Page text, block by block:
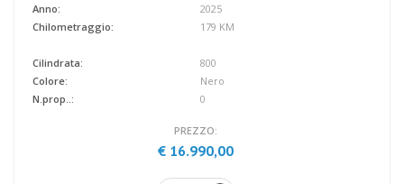
Anno:
Chilometraggio:
2025
179 KM
Cilindrata:
Colore:
N.prop..:
800
Nero
0
PREZZO:
€ 16.990,00